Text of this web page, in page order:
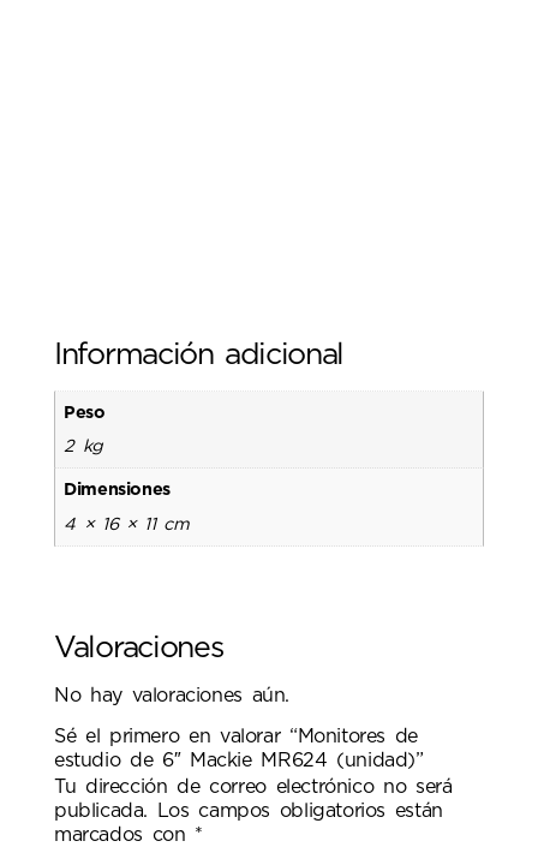
Información adicional
Peso
2 kg
Dimensiones
4 × 16 × 11 cm
Valoraciones
No hay valoraciones aún.
Sé el primero en valorar “Monitores de
estudio de 6″ Mackie MR624 (unidad)”
Tu dirección de correo electrónico no será
publicada.
Los campos obligatorios están
marcados con *